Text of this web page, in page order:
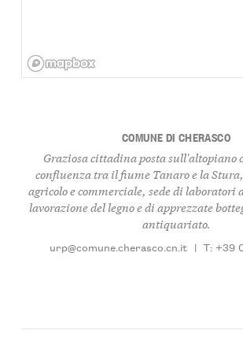
COMUNE DI CHERASCO
Graziosa cittadina posta sull'altopiano
confluenza tra il fiume Tanaro e la
agricolo e commerciale, sede di
lavorazione del legno e di apprezzate
antiquariato.
urp@comune.cherasco.cn.it | T: +39